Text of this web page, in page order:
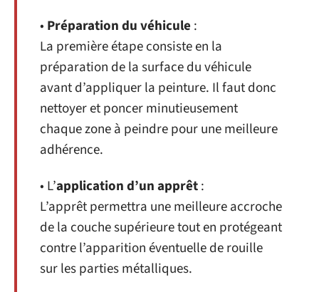
• Préparation du véhicule :
La première étape consiste en la
préparation de la surface du véhicule
avant d’appliquer la peinture. Il faut donc
nettoyer et poncer minutieusement
chaque zone à peindre pour une meilleure
adhérence.
• L’application d’un apprêt:
L’apprêt permettra une meilleure accroche
de la couche supérieure tout en protégeant
contre l’apparition éventuelle de rouille
sur les parties métalliques.